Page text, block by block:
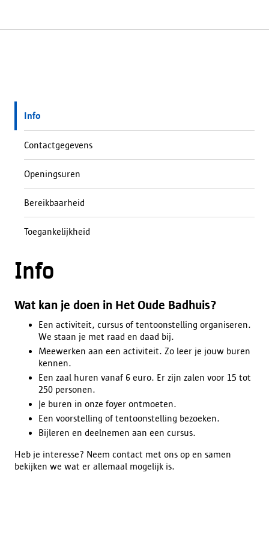
Info
Contactgegevens
Openingsuren
Bereikbaarheid
Toegankelijkheid
Info
Wat kan je doen in Het Oude Badhuis?
Een activiteit, cursus of tentoonstelling organiseren.
We staan je met raad en daad bij.
Meewerken aan een activiteit. Zo leer je jouw buren
kennen.
Een zaal huren vanaf 6 euro. Er zijn zalen voor 15 tot
250 personen.
Je buren in onze foyer ontmoeten.
Een voorstelling of tentoonstelling bezoeken.
Bijleren en deelnemen aan een cursus.
Heb je interesse? Neem contact met ons op en samen
bekijken we wat er allemaal mogelijk is.